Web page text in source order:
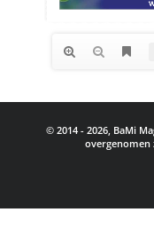
© 2014 - 2026, BaMi
overgenomen